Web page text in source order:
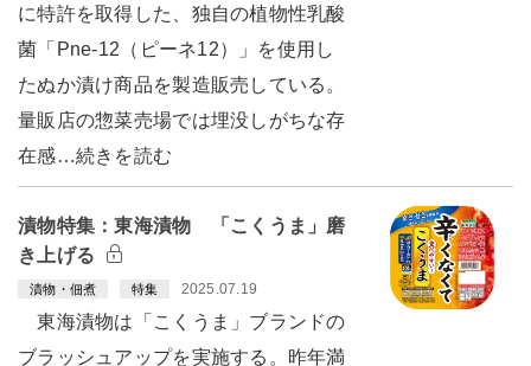
に特許を取得した、独自の植物性乳酸
菌「Pne-12（ピーネ12）」を使用し
たぬか漬け商品を製造販売している。
量販店の惣菜売場では埋没しがちな存
在感…続きを読む
漬物特集：東海漬物 「こくうま」磨
き上げる
漬物・佃煮 特集 2025.07.19
東海漬物は「こくうま」ブランドの
ブラッシュアップを実施する。昨年満